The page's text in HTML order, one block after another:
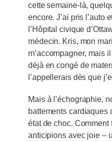
cette semaine-là,
encore. J’ai pris l’auto
l’Hôpital civique
médecin. Kris, mon
m’accompagner, mais
déjà en congé de
l’appellerais dès que
Mais à l’échographie,
battements cardiaques
état de choc. Comment
anticipions avec joie –